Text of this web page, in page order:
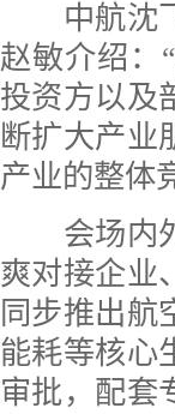
中航沈飞
赵敏介绍：
投资方以及
断扩大产业
产业的整体
会场内外
爽对接企业
同步推出航
能耗等核心
审批，配套